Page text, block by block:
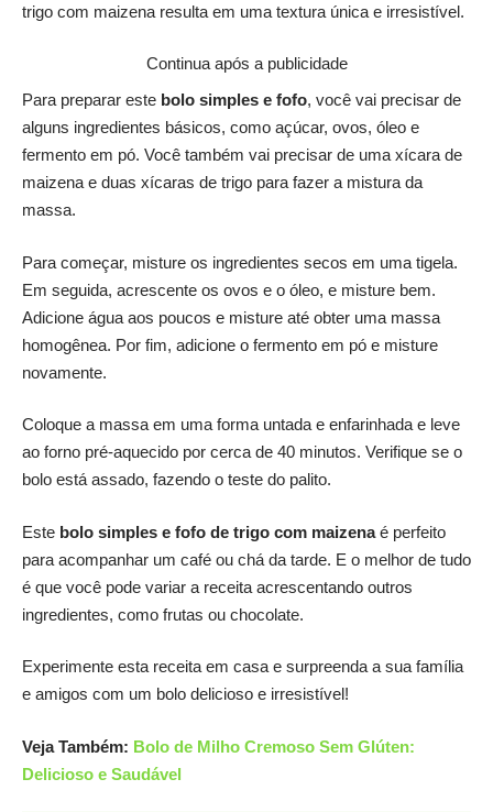
trigo com maizena resulta em uma textura única e irresistível.
Continua após a publicidade
Para preparar este bolo simples e fofo, você vai precisar de
alguns ingredientes básicos, como açúcar, ovos, óleo e
fermento em pó. Você também vai precisar de uma xícara de
maizena e duas xícaras de trigo para fazer a mistura da
massa.
Para começar, misture os ingredientes secos em uma tigela.
Em seguida, acrescente os ovos e o óleo, e misture bem.
Adicione água aos poucos e misture até obter uma massa
homogênea. Por fim, adicione o fermento em pó e misture
novamente.
Coloque a massa em uma forma untada e enfarinhada e leve
ao forno pré-aquecido por cerca de 40 minutos. Verifique se o
bolo está assado, fazendo o teste do palito.
Este bolo simples e fofo de trigo com maizenaé perfeito
para acompanhar um café ou chá da tarde. E o melhor de tudo
é que você pode variar a receita acrescentando outros
ingredientes, como frutas ou chocolate.
Experimente esta receita em casa e surpreenda a sua família
e amigos com um bolo delicioso e irresistível!
Veja Também: Bolo de Milho Cremoso Sem Glúten:
Delicioso e Saudável